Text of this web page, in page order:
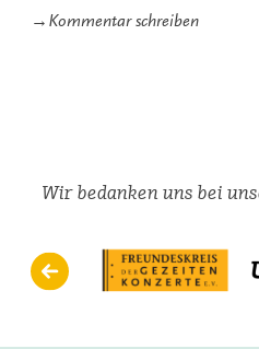
→ Kommentar schreibenzu
Wir bedanken uns bei